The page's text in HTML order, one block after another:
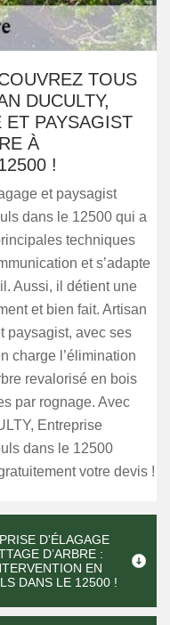
TOUS
DUCULTY,
ET PAYSAGIST
À
!
et paysagist
dans le 12500 qui a
techniques
et s’adapte
Aussi, il détient une
et bien fait. Artisan
paysagist, avec ses
charge l’élimination
revalorisé en bois
par rognage. Avec
Entreprise
dans le 12500
votre devis !
D'ÉLAGAGE
D’ARBRE :
EN
DANS LE 12500 !